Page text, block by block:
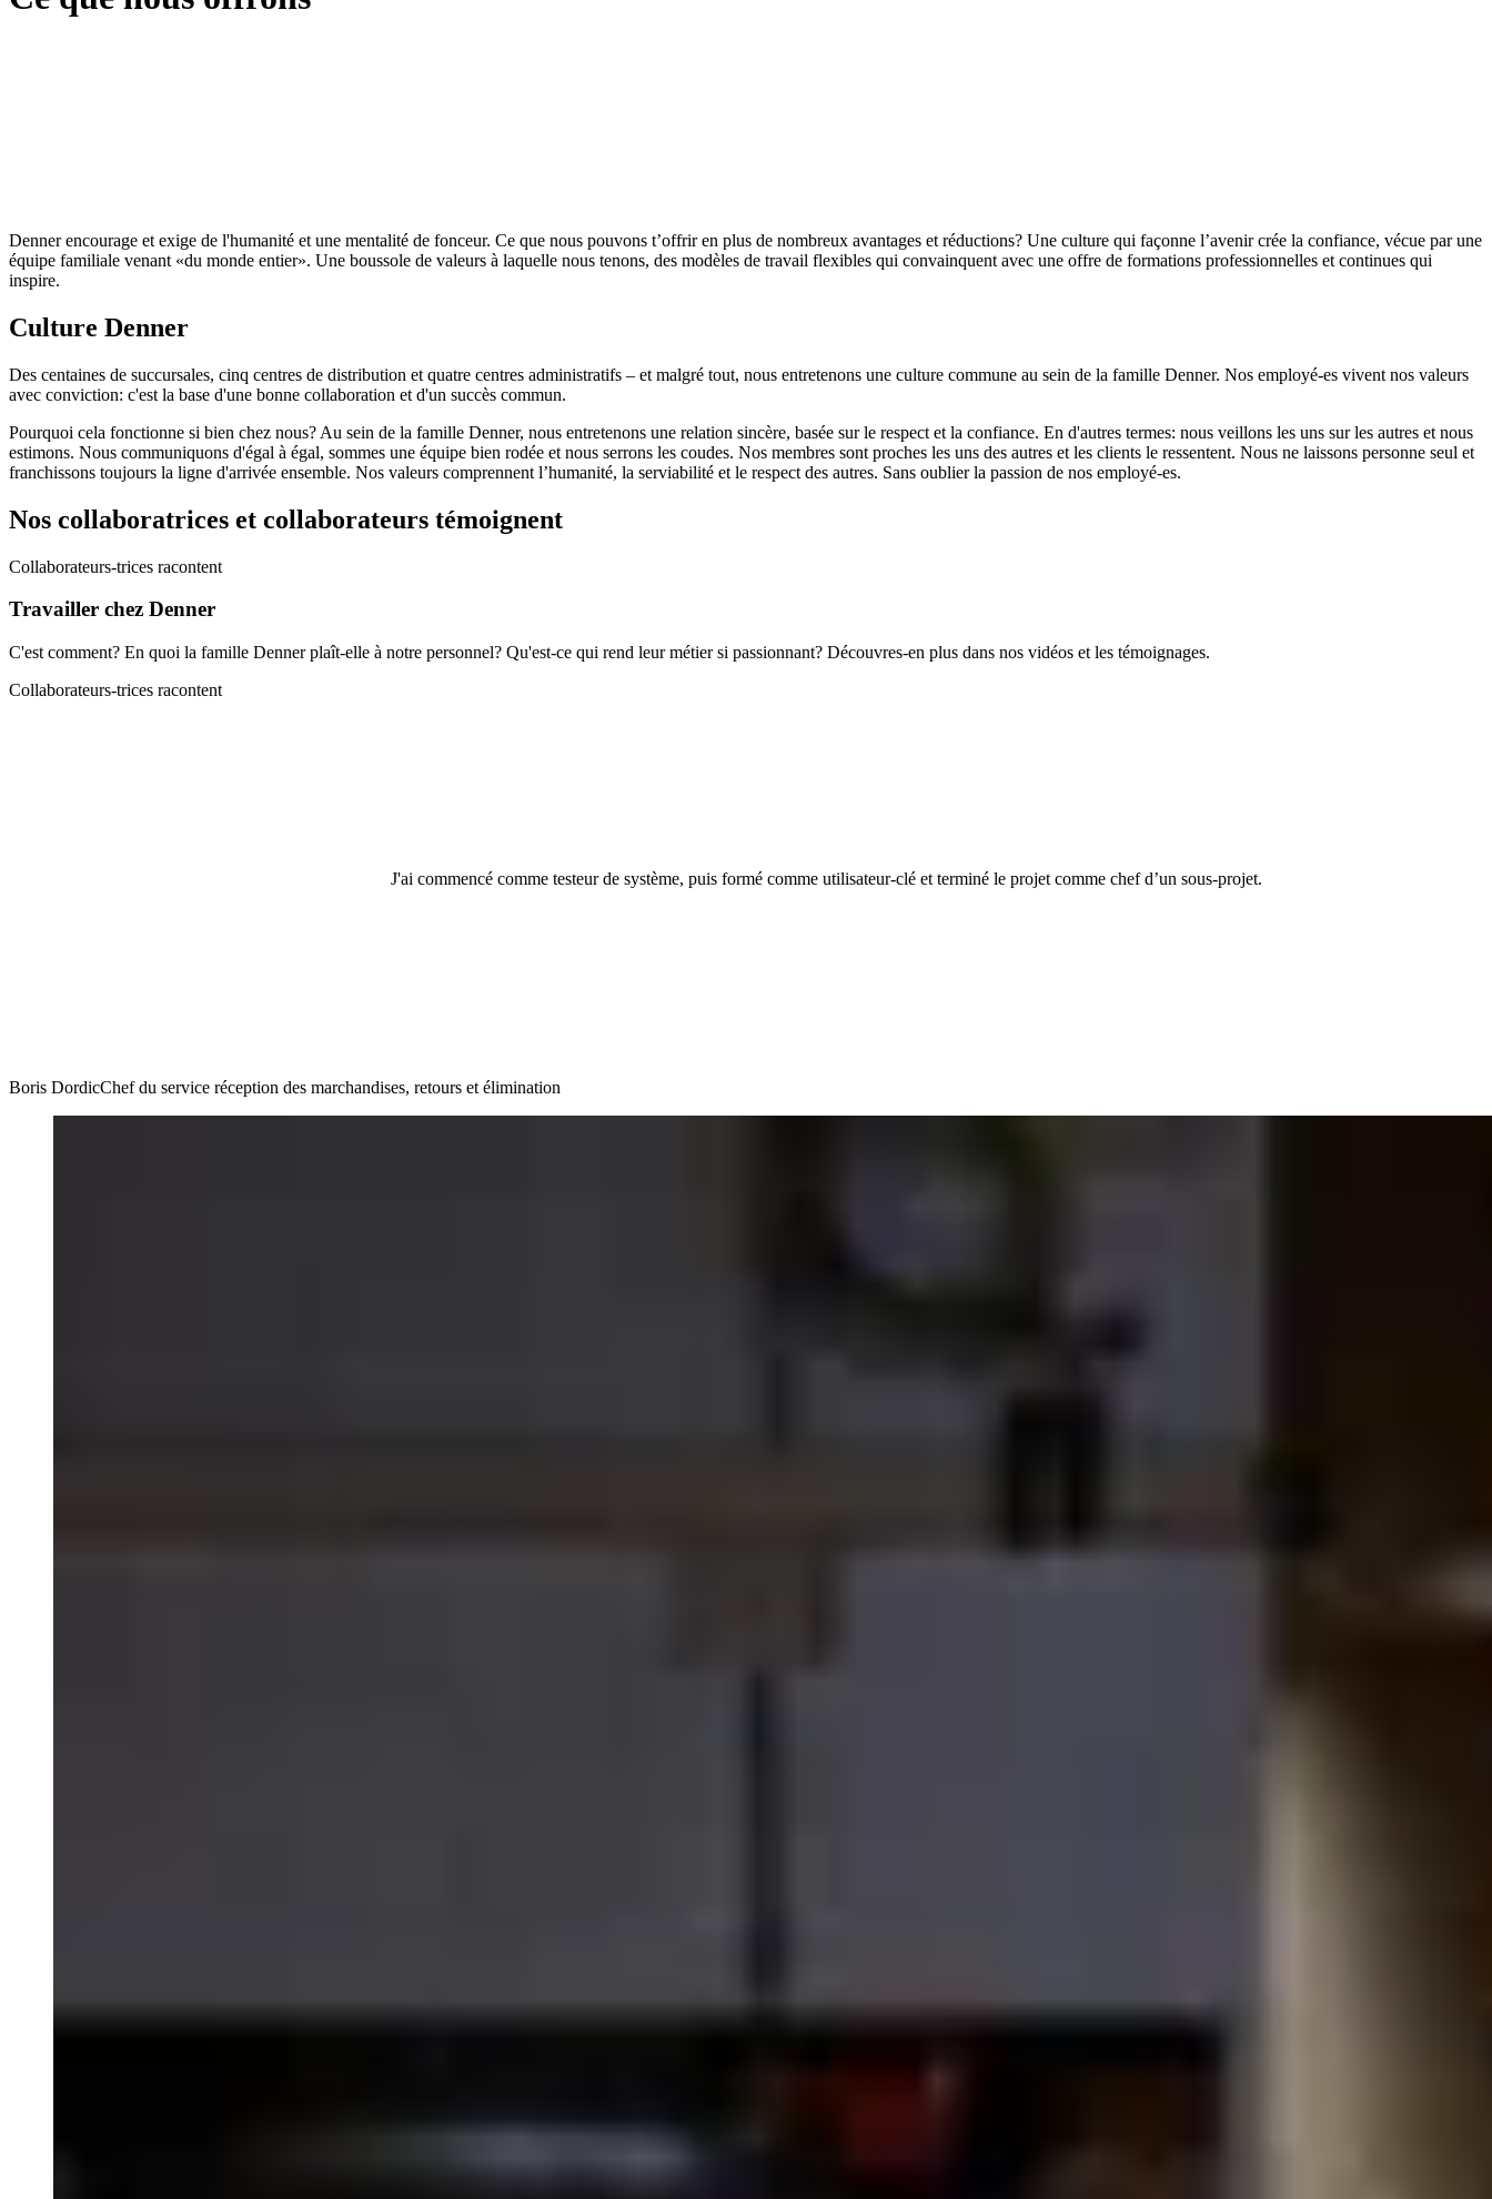
Denner encourage et exige de l'humanité et une mentalité de fonceur. Ce que nous pouvons t’offrir en plus de nombreux avantages et réductions? Une culture qui façonne l’avenir crée la confiance, vécue par une
équipe familiale venant «du monde entier». Une boussole de valeurs à laquelle nous tenons, des modèles de travail flexibles qui convainquent avec une offre de formations professionnelles et continues qui
inspire.
Culture Denner
Des centaines de succursales, cinq centres de distribution et quatre centres administratifs – et malgré tout, nous entretenons une culture commune au sein de la famille Denner. Nos employé-es vivent nos valeurs
avec conviction: c'est la base d'une bonne collaboration et d'un succès commun.
Pourquoi cela fonctionne si bien chez nous? Au sein de la famille Denner, nous entretenons une relation sincère, basée sur le respect et la confiance. En d'autres termes: nous veillons les uns sur les autres et nous
estimons. Nous communiquons d'égal à égal, sommes une équipe bien rodée et nous serrons les coudes. Nos membres sont proches les uns des autres et les clients le ressentent. Nous ne laissons personne seul et
franchissons toujours la ligne d'arrivée ensemble. Nos valeurs comprennent l’humanité, la serviabilité et le respect des autres. Sans oublier la passion de nos employé-es.
Nos collaboratrices et collaborateurs témoignent
Collaborateurs-trices racontent
Travailler chez Denner
C'est comment? En quoi la famille Denner plaît-elle à notre personnel? Qu'est-ce qui rend leur métier si passionnant? Découvres-en plus dans nos vidéos et les témoignages.
Collaborateurs-trices racontent
J'ai commencé comme testeur de système, puis formé comme utilisateur-clé et terminé le projet comme chef d’un sous-projet.
Boris DordicChef du service réception des marchandises, retours et élimination